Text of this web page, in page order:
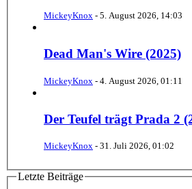
MickeyKnox - 5. August 2026, 14:03
Dead Man's Wire (2025)
MickeyKnox - 4. August 2026, 01:11
Der Teufel trägt Prada 2
MickeyKnox - 31. Juli 2026, 01:02
Letzte Beiträge